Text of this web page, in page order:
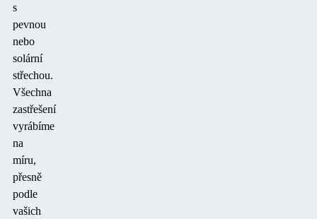
s
pevnou
nebo
solární
střechou.
Všechna
zastřešení
vyrábíme
na
míru,
přesně
podle
vašich